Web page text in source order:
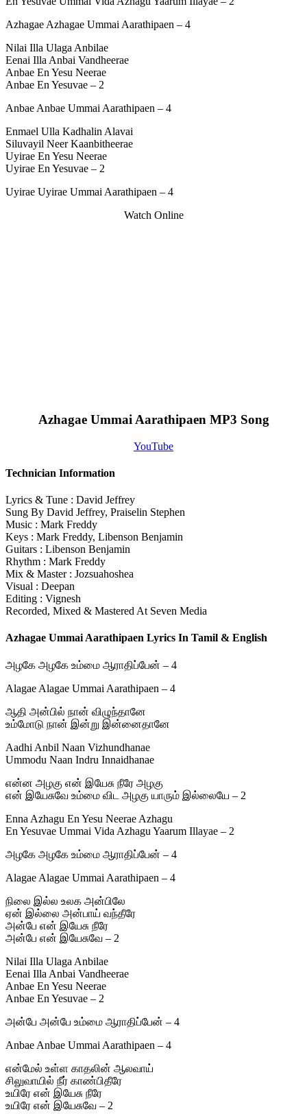
Azhagae Azhagae Ummai Aarathipaen – 4
Nilai Illa Ulaga Anbilae
Eenai Illa Anbai Vandheerae
Anbae En Yesu Neerae
Anbae En Yesuvae – 2
Anbae Anbae Ummai Aarathipaen – 4
Enmael Ulla Kadhalin Alavai
Siluvayil Neer Kaanbitheerae
Uyirae En Yesu Neerae
Uyirae En Yesuvae – 2
Uyirae Uyirae Ummai Aarathipaen – 4
Watch Online
Azhagae Ummai Aarathipaen MP3 Song
YouTube
Technician Information
Lyrics & Tune : David Jeffrey
Sung By David Jeffrey, Praiselin Stephen
Music : Mark Freddy
Keys : Mark Freddy, Libenson Benjamin
Guitars : Libenson Benjamin
Rhythm : Mark Freddy
Mix & Master : Jozsuahoshea
Visual : Deepan
Editing : Vignesh
Recorded, Mixed & Mastered At Seven Media
Azhagae Ummai Aarathipaen Lyrics In Tamil & English
அழகே அழகே உம்மை ஆராதிப்பேன் – 4
Alagae Alagae Ummai Aarathipaen – 4
ஆதி அன்பில் நான் விழுந்தானே
உம்மோடு நான் இன்று இன்னைதானே
Aadhi Anbil Naan Vizhundhanae
Ummodu Naan Indru Innaidhanae
என்ன அழகு என் இயேசு நீரே அழகு
என் இயேசுவே உம்மை விட அழகு யாரும் இல்லையே – 2
Enna Azhagu En Yesu Neerae Azhagu
En Yesuvae Ummai Vida Azhagu Yaarum Illayae – 2
அழகே அழகே உம்மை ஆராதிப்பேன் – 4
Alagae Alagae Ummai Aarathipaen – 4
நிலை இல்ல உலக அன்பிலே
ஏன் இல்லை அன்பாய் வந்தீரே
அன்பே என் இயேசு நீரே
அன்பே என் இயேசுவே – 2
Nilai Illa Ulaga Anbilae
Eenai Illa Anbai Vandheerae
Anbae En Yesu Neerae
Anbae En Yesuvae – 2
அன்பே அன்பே உம்மை ஆராதிப்பேன் – 4
Anbae Anbae Ummai Aarathipaen – 4
என்மேல் உள்ள காதலின் ஆலவாய்
சிலுவாயில் நீர் காண்பிதீரே
உயிரே என் இயேசு நீரே
உயிரே என் இயேசுவே – 2